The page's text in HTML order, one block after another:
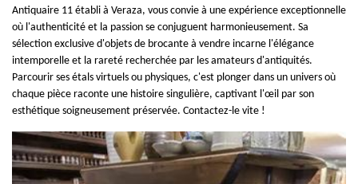
Antiquaire 11 établi à Veraza, vous convie à une expérience exceptionnelle
où l'authenticité et la passion se conjuguent harmonieusement. Sa
sélection exclusive d'objets de brocante à vendre incarne l'élégance
intemporelle et la rareté recherchée par les amateurs d'antiquités.
Parcourir ses étals virtuels ou physiques, c'est plonger dans un univers où
chaque pièce raconte une histoire singulière, captivant l'œil par son
esthétique soigneusement préservée. Contactez-le vite !